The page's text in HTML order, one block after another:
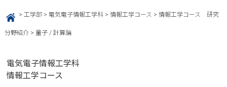
HOME > 工学部> 電気電子情報工学科> 情報工学コース > 情報工学コース 研究
分野紹介> 量子 / 計算論
電気電子情報工学科
情報工学コース